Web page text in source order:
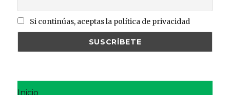
Si continúas, aceptas la política de privacidad
Inicio